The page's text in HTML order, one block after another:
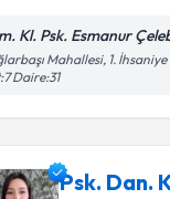
Kl. Psk. Esmanur
Mahallesi, 1.
Daire:31
Psk. Dan.